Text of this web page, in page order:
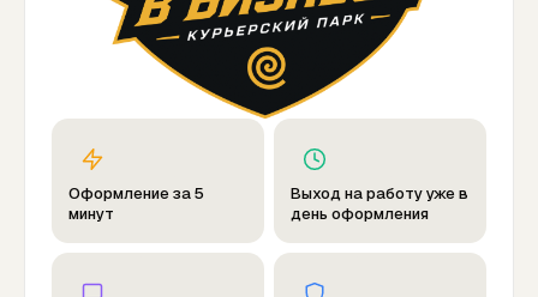
Оформление за 5
минут
Выход на работу уже в
день оформления